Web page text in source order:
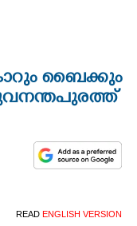
ബൈക്കും
READ ENGLISH VERSION